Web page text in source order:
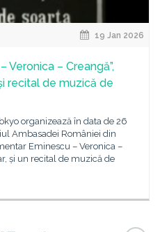
19 Jan 2026
Veronica – Creangă”,
recital de muzică de
organizează în data de 26
Ambasadei României din
Eminescu – Veronica –
și un recital de muzică de